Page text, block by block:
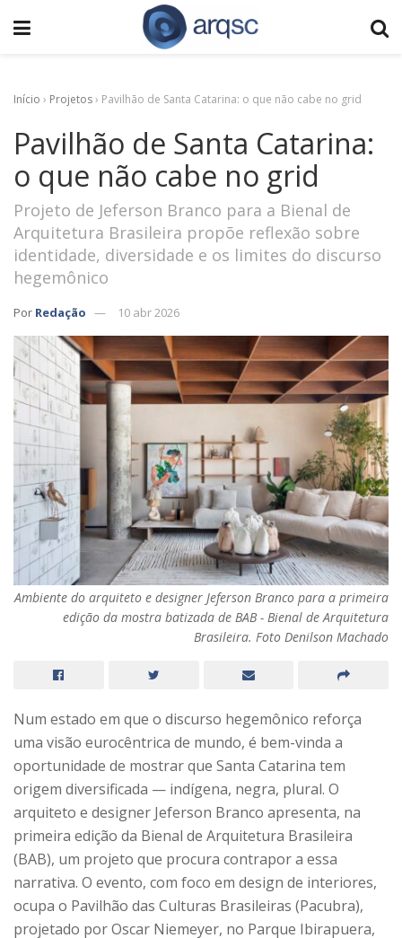
Início › Projetos› Pavilhão de Santa Catarina: o que não cabe no grid
Pavilhão de Santa Catarina:
o que não cabe no grid
Projeto de Jeferson Branco para a Bienal de
Arquitetura Brasileira propõe reflexão sobre
identidade, diversidade e os limites do discurso
hegemônico
Por Redação 10 abr 2026
Ambiente do arquiteto e designer Jeferson Branco para a primeira
edição da mostra batizada de BAB - Bienal de Arquitetura
Brasileira. Foto Denilson Machado
Num estado em que o discurso hegemônico reforça
uma visão eurocêntrica de mundo, é bem-vinda a
oportunidade de mostrar que Santa Catarina tem
origem diversificada — indígena, negra, plural. O
arquiteto e designer Jeferson Branco apresenta, na
primeira edição da Bienal de Arquitetura Brasileira
(BAB), um projeto que procura contrapor a essa
narrativa. O evento, com foco em design de interiores,
ocupa o Pavilhão das Culturas Brasileiras (Pacubra),
projetado por Oscar Niemeyer, no Parque Ibirapuera,